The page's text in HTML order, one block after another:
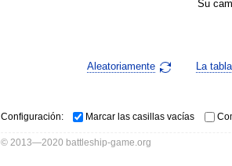
Su
Aleatoriamente La
Configuración: Marcar las casillas vacías
© 2013—2020 battleship-game.org